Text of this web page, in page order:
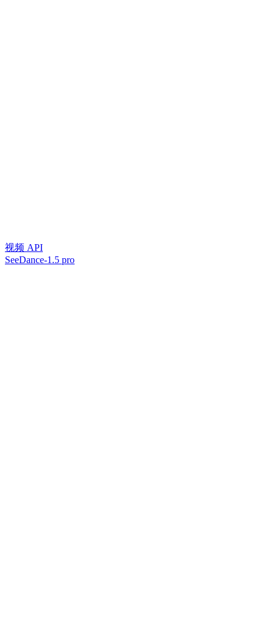
视频 API
SeeDance-1.5 pro